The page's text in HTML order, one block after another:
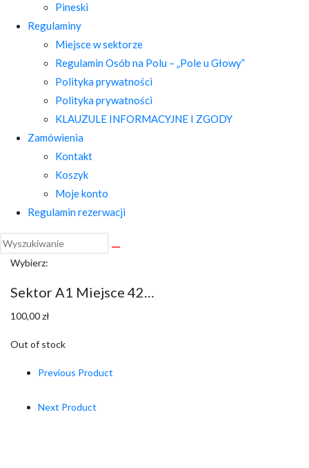
Pineski
Regulaminy
Miejsce w sektorze
Regulamin Osób na Polu – „Pole u Głowy”
Polityka prywatności
Polityka prywatności
KLAUZULE INFORMACYJNE I ZGODY
Zamówienia
Kontakt
Koszyk
Moje konto
Regulamin rezerwacji
Wybierz:
Sektor A1 Miejsce 42…
100,00zł
Out of stock
Previous Product
Next Product